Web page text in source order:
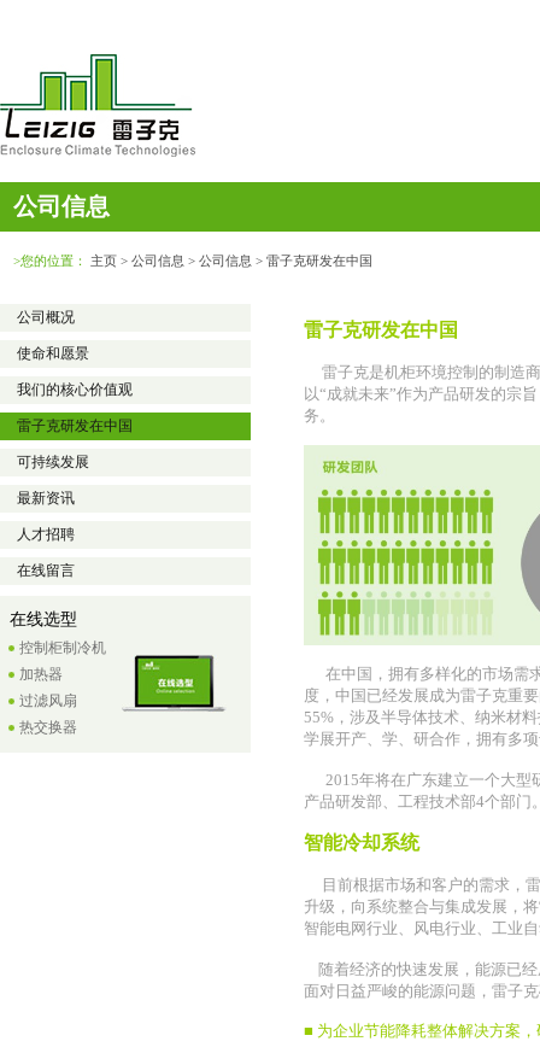
公司信息
>您的位置： 主页 > 公司信息 > 公司信息 > 雷子克研发在中国
公司概况
使命和愿景
我们的核心价值观
雷子克研发在中国
可持续发展
最新资讯
人才招聘
在线留言
在线选型
控制柜制冷机
加热器
过滤风扇
热交换器
雷子克研发在中国
雷子克是机柜环境控制的制造
以“成就未来”作为产品研发的宗
务。
在中国，拥有多样化的市场需
度，中国已经发展成为雷子克重
55%，涉及半导体技术、纳米材
学展开产、学、研合作，拥有多
2015年将在广东建立一个大型
产品研发部、工程技术部4个部
智能冷却系统
目前根据市场和客户的需求，
升级，向系统整合与集成发展，
智能电网行业、风电行业、工业
随着经济的快速发展，能源已
面对日益严峻的能源问题，雷子
■ 为企业节能降耗整体解决方案